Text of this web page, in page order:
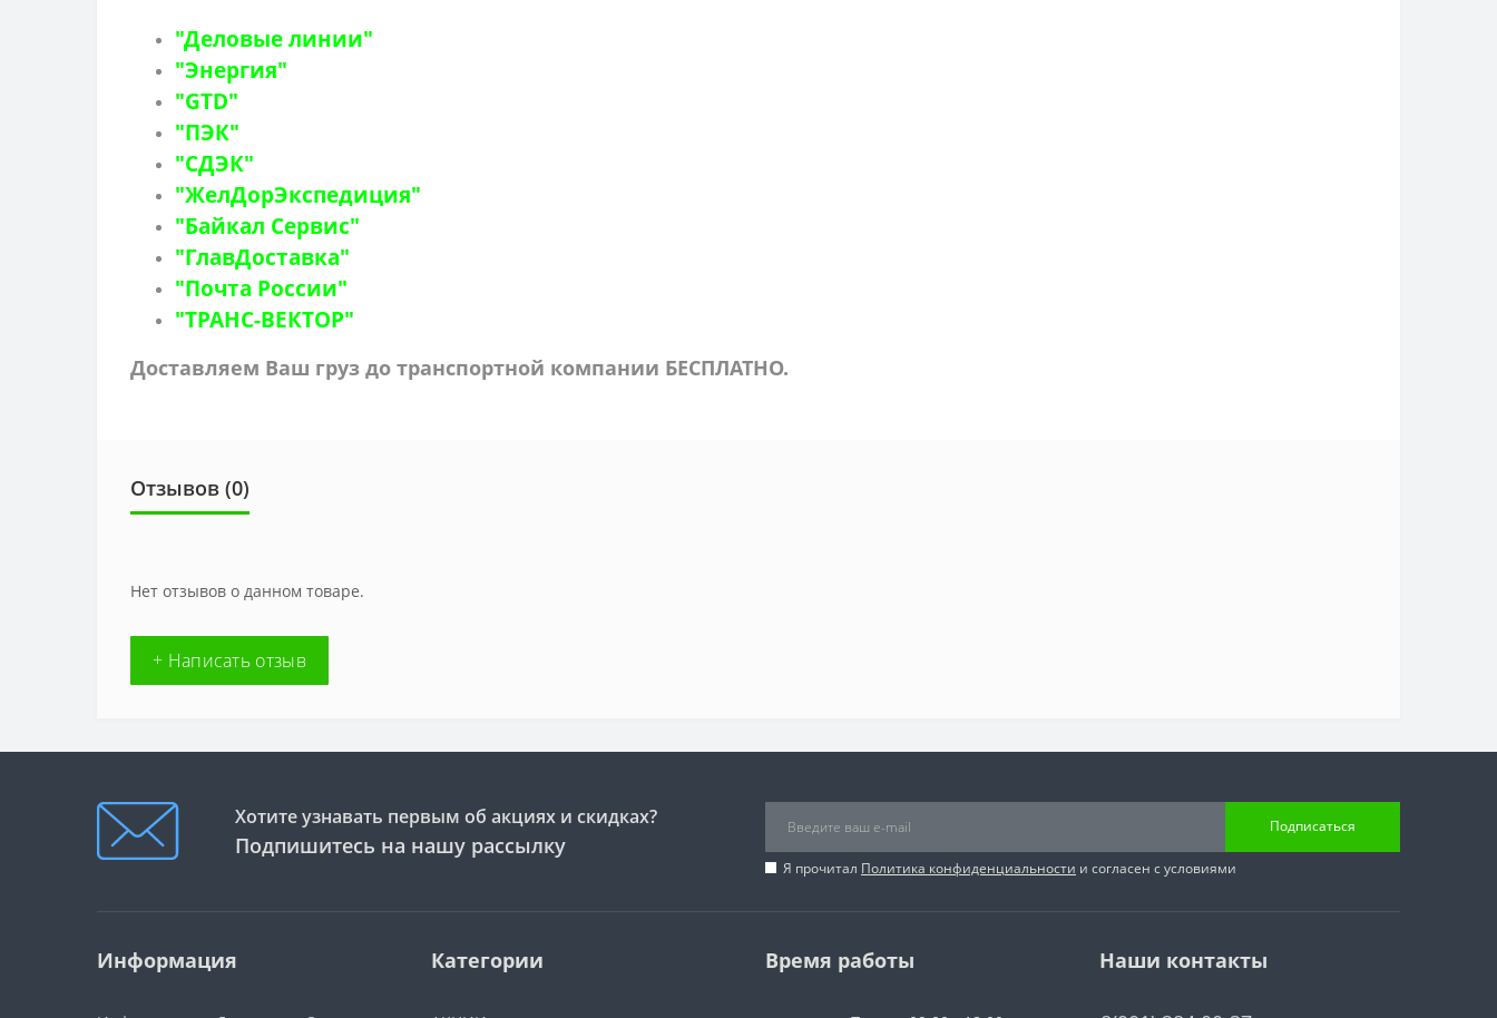
"Деловые линии"
"Энергия"
"GTD"
"ПЭК"
"СДЭК"
"ЖелДорЭкспедиция"
"Байкал Сервис"
"ГлавДоставка"
"Почта России"
"ТРАНС-ВЕКТОР"
Доставляем Ваш груз до транспортной компании БЕСПЛАТНО.
Отзывов (0)
Нет отзывов о данном товаре.
+ Написать отзыв
Хотите узнавать первым об акциях и скидках?
Подпишитесь на нашу рассылку
Подписаться
Я прочитал Политика конфиденциальности и согласен с условиями
Информация Категории Время работы Наши контакты